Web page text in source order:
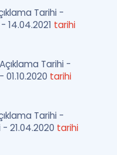
Tarihi -
14.04.2021 tarihi
Tarihi -
01.10.2020 tarihi
Tarihi -
21.04.2020 tarihi